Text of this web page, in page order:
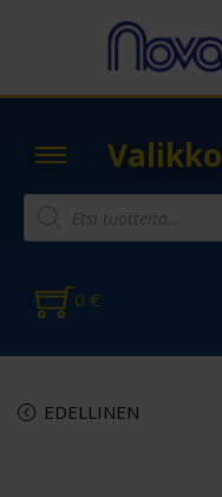
Valikko
0 €
EDELLINEN